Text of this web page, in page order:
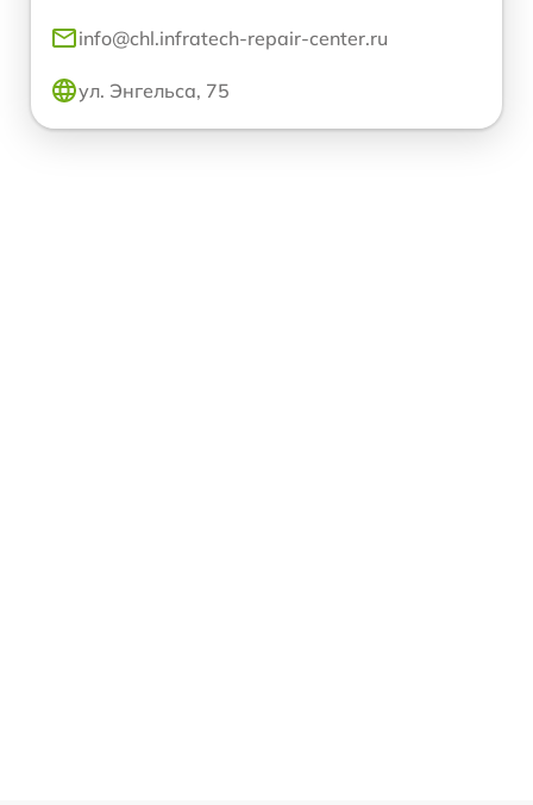
info@chl.infratech-repair-center.ru
ул. Энгельса, 75